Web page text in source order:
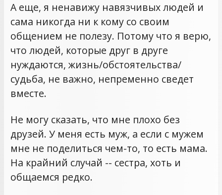
А еще, я ненавижу навязчивых людей и
сама никогда ни к кому со своим
общением не полезу. Потому что я верю,
что людей, которые друг в друге
нуждаются, жизнь/обстоятельства/
судьба, не важно, непременно сведет
вместе.
Не могу сказать, что мне плохо без
друзей. У меня есть муж, а если с мужем
мне не поделиться чем-то, то есть мама.
На крайний случай -- сестра, хоть и
общаемся редко.